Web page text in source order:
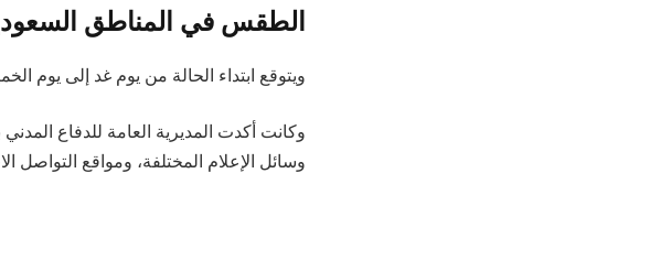
الطقس في المناطق
ويتوقع ابتداء الحالة من يوم غد إلى يوم
وكانت أكدت المديرية العامة للدفاع
وسائل الإعلام المختلفة، ومواقع التواصل